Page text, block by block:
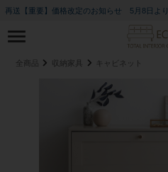
再送【重要】価格改定のお知らせ 5月8日より
全商品 収納家具 キャビネット